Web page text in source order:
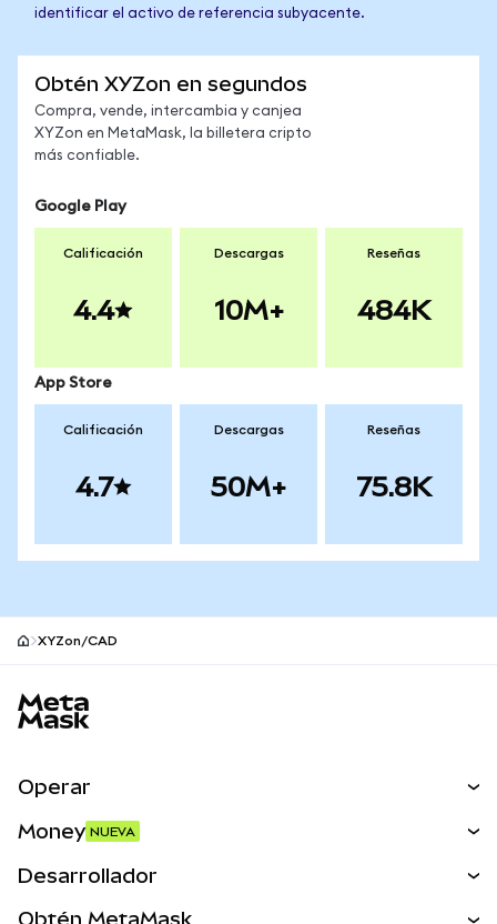
identificar el activo de referencia subyacente.
Obtén XYZon en segundos
Compra, vende, intercambia y canjea
XYZon en MetaMask, la billetera cripto
más confiable.
Google Play
Calificación
4.4
Descargas
10M+
Reseñas
484K
App Store
Calificación
4.7
Descargas
50M+
Reseñas
75.8K
XYZon/CAD
Operar
Money NUEVA
Desarrollador
Obtén MetaMask